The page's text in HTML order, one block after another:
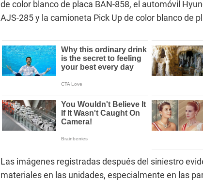
de color blanco de placa BAN-858, el automóvil
AJS-285 y la camioneta Pick Up de color blanco de
Las imágenes registradas después del siniestro
materiales en las unidades, especialmente en las